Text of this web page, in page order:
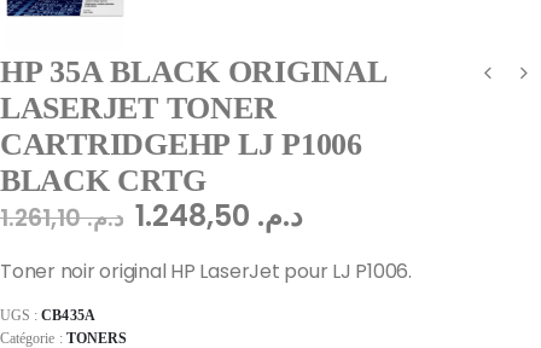
HP 35A BLACK ORIGINAL
LASERJET TONER
CARTRIDGEHP LJ P1006
BLACK CRTG
د.م.1.261,10 د.م.
Toner noir original HP LaserJet pour LJ P1006.
UGS :CB435A
Catégorie : TONERS